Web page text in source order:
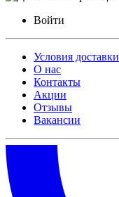
Войти
Условия доставки
О нас
Контакты
Акции
Отзывы
Вакансии